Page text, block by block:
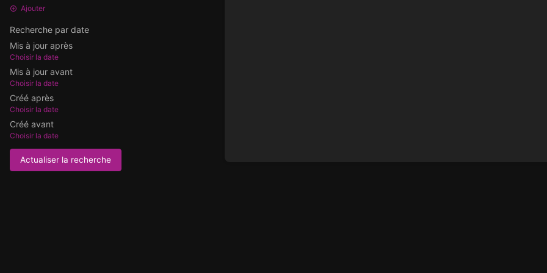
Ajouter
Recherche par date
Mis à jour après
Choisir la date
Mis à jour avant
Choisir la date
Créé après
Choisir la date
Créé avant
Choisir la date
Actualiser la recherche